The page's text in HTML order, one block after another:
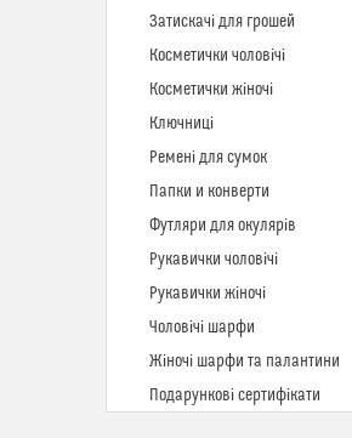
Затискачі для грошей
Косметички чоловічі
Косметички жіночі
Ключниці
Ремені для сумок
Папки и конверти
Футляри для окулярів
Рукавички чоловічі
Рукавички жіночі
Чоловічі шарфи
Жіночі шарфи та палантини
Подарункові сертифікати